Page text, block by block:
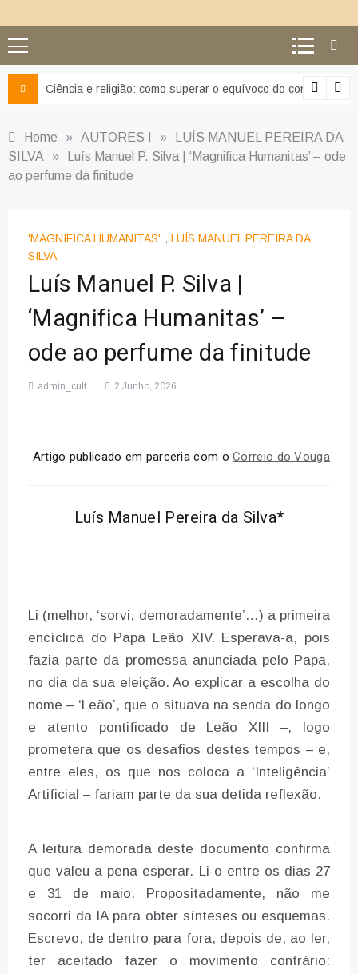
Ciência e religião: como superar o equívoco do conflito
Home » AUTORES I »
LUÍS MANUEL PEREIRA DA
SILVA
»
Luís Manuel P. Silva | ‘Magnifica Humanitas’ – ode
ao perfume da finitude
'MAGNIFICA HUMANITAS' , LUÍS MANUEL PEREIRA DA
SILVA
Luís Manuel P. Silva |
‘Magnifica Humanitas’ –
ode ao perfume da finitude
admin_cult 2 Junho, 2026
Artigo publicado em parceria com oCorreio do Vouga
Luís Manuel Pereira da Silva*
Li (melhor, ‘sorvi, demoradamente’…) a primeira
encíclica do Papa Leão XIV. Esperava-a, pois
fazia parte da promessa anunciada pelo Papa,
no dia da sua eleição. Ao explicar a escolha do
nome – ‘Leão’, que o situava na senda do longo
e atento pontificado de Leão XIII –, logo
prometera que os desafios destes tempos – e,
entre eles, os que nos coloca a ‘Inteligência’
Artificial – fariam parte da sua detida reflexão.
A leitura demorada deste documento confirma
que valeu a pena esperar. Li-o entre os dias 27
e 31 de maio. Propositadamente, não me
socorri da IA para obter sínteses ou esquemas.
Escrevo, de dentro para fora, depois de, ao ler,
ter aceitado fazer o movimento contrário: